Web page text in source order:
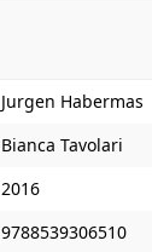
Jurgen Habermas
Bianca Tavolari
2016
9788539306510